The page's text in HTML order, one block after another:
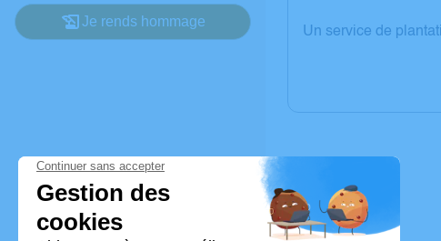
Je rends hommage
Un service de